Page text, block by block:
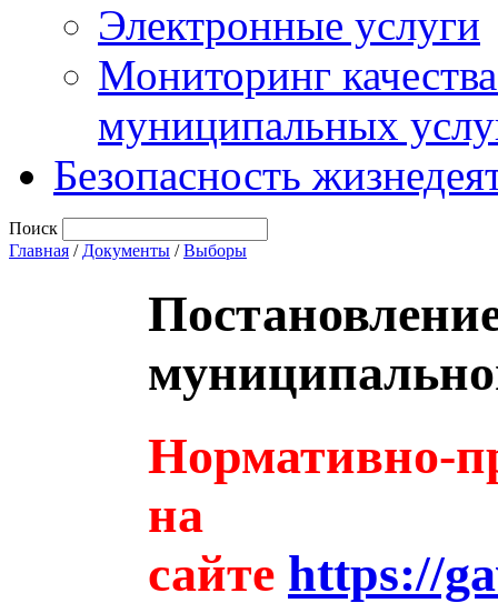
Электронные услуги
Мониторинг
муниципальных
Безопасность
Поиск
Главная / Документы /Выборы
Нормативно-
на
сайте https://